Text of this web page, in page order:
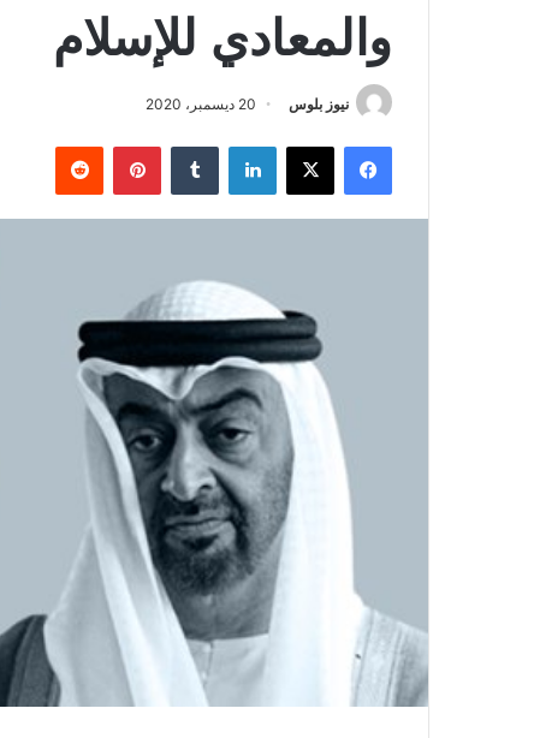
والمعادي للإسلام
نيوز بلوس 20 ديسمبر، 2020
فيسبوك X لينكدإن بينتيريست